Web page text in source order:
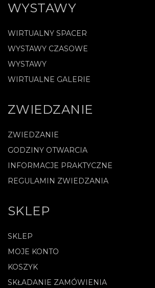
WYSTAWY
WIRTUALNY SPACER
WYSTAWY CZASOWE
WYSTAWY
WIRTUALNE GALERIE
ZWIEDZANIE
ZWIEDZANIE
GODZINY OTWARCIA
INFORMACJE PRAKTYCZNE
REGULAMIN ZWIEDZANIA
SKLEP
SKLEP
MOJE KONTO
KOSZYK
SKŁADANIE ZAMÓWIENIA